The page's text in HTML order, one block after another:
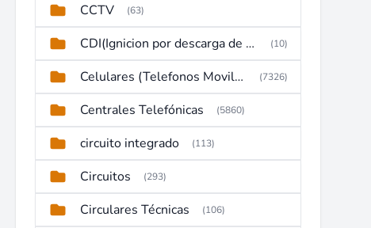
CCTV (63)
CDI(Ignicion por descarga de capacitor) (10)
Celulares (Telefonos Moviles) (7326)
Centrales Telefónicas (5860)
circuito integrado (113)
Circuitos (293)
Circulares Técnicas (106)